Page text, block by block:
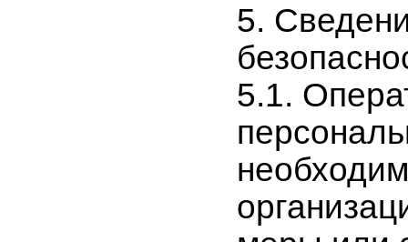
5.
5.1.